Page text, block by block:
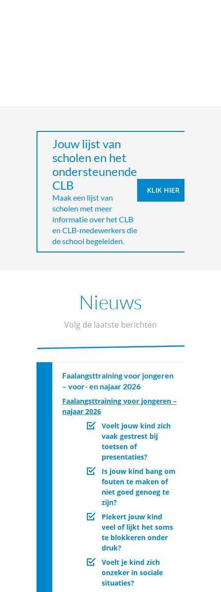
Jouw lijst van
scholen en het
ondersteunende
CLB
Maak een lijst van
scholen met meer
informatie over het CLB
en CLB-medewerkers die
de school begeleiden.
KLIK HIER
Nieuws
Volg de laatste berichten
Faalangsttraining voor jongeren
– voor- en najaar 2026
Faalangsttraining voor jongeren –
najaar 2026
Voelt jouw kind zich
vaak gestrest bij
toetsen of
presentaties?
Is jouw kind bang om
fouten te maken of
niet goed genoeg te
zijn?
Piekert jouw kind
veel of lijkt het soms
te blokkeren onder
druk?
Voelt je kind zich
onzeker in sociale
situaties?